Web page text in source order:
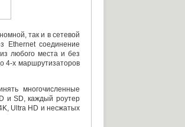
так и в сетевой
Ethernet соединение
любого места и без
4-х маршрутизаторов
многочисленные
и SD
каждый роутер
Ultra HD и несжатых